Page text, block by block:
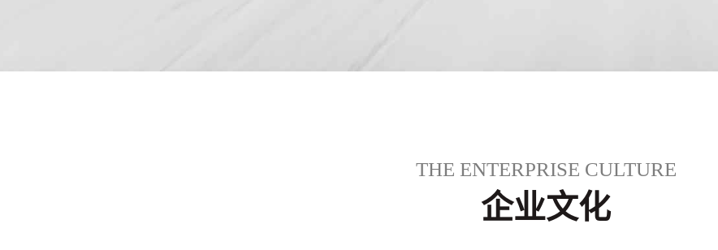
THE ENTERPRISE CULTURE
企业文化